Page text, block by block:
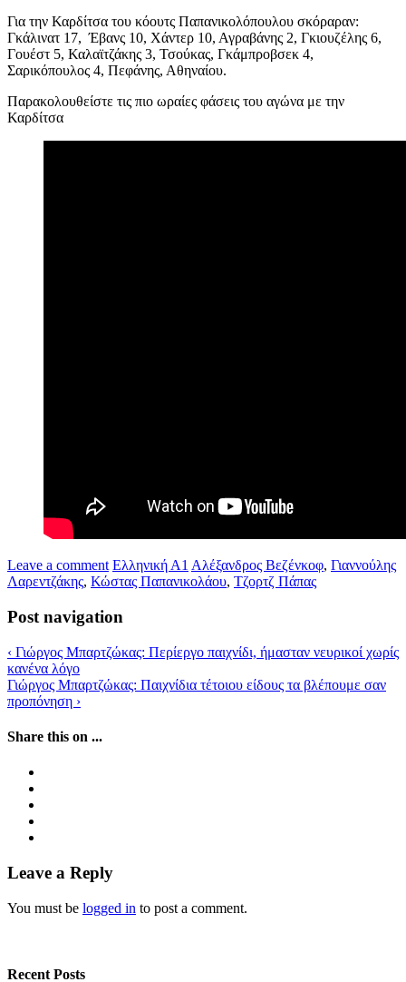
Για την Καρδίτσα του κόουτς Παπανικολόπουλου σκόραραν:
Γκάλινατ 17, Έβανς 10, Χάντερ 10, Αγραβάνης 2, Γκιουζέλης 6,
Γουέστ 5, Καλαϊτζάκης 3, Τσούκας, Γκάμπροβσεκ 4,
Σαρικόπουλος 4, Πεφάνης, Αθηναίου.
Παρακολουθείστε τις πιο ωραίες φάσεις του αγώνα με την
Καρδίτσα
Leave a comment Ελληνική Α1 Αλέξανδρος Βεζένκοφ, Γιαννούλης
Λαρεντζάκης, Κώστας Παπανικολάου, Τζορτζ Πάπας
Post navigation
‹ Γιώργος Μπαρτζώκας: Περίεργο παιχνίδι, ήμασταν νευρικοί χωρίς
κανένα λόγο
Γιώργος Μπαρτζώκας: Παιχνίδια τέτοιου είδους τα βλέπουμε σαν
προπόνηση ›
Share this on ...
Leave a Reply
You must be logged in to post a comment.
Recent Posts